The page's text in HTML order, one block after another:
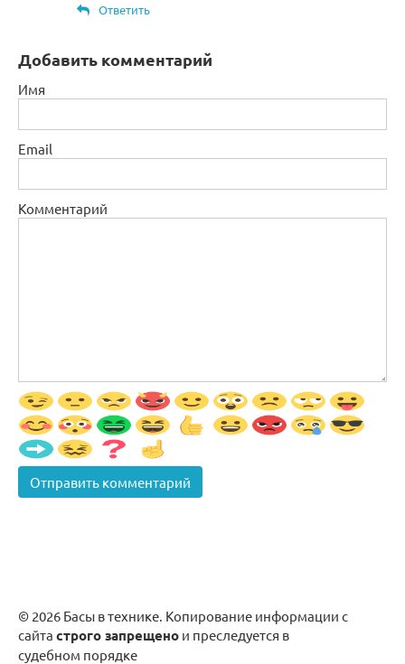
Ответить
Добавить комментарий
Имя
Email
Комментарий
© 2026 Басы в технике. Копирование информации с
сайта строго запрещено и преследуется в
судебном порядке